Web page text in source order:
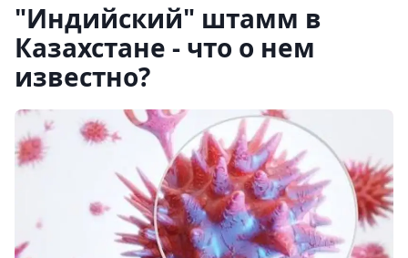
"Индийский" штамм в
Казахстане - что о нем
известно?